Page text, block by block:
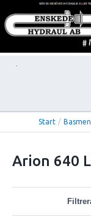
Start /
Arion 640